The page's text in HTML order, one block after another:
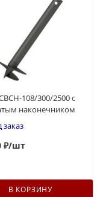
108/300/2500 с
зубчатым наконечником
заказ
₽/шт
В КОРЗИНУ